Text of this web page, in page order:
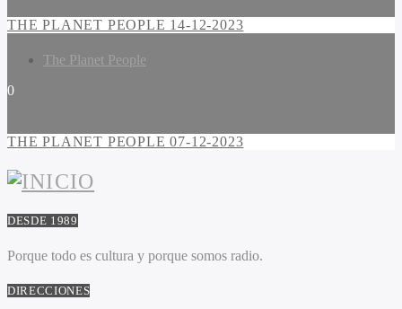
THE PLANET PEOPLE 14-12-2023
The Planet People
0
THE PLANET PEOPLE 07-12-2023
DESDE 1989
Porque todo es cultura y porque somos radio.
DIRECCIONES